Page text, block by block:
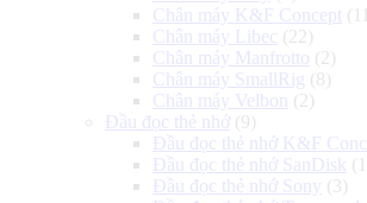
Chân máy K&F Concept
Chân máy Libec (22)
Chân máy Manfrotto (2)
Chân máy SmallRig (8)
Chân máy Velbon
(2)
Đầu đọc thẻ nhớ (9)
Đầu đọc thẻ nhớ K&F
Đầu đọc thẻ nhớ SanDisk
Đầu đọc thẻ nhớ Sony (3)